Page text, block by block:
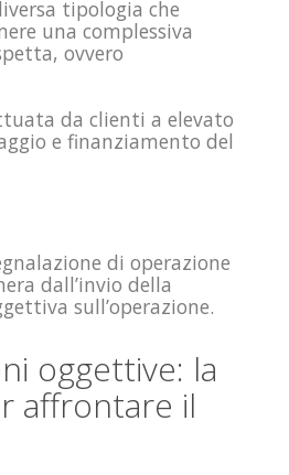
tipologia che
una complessiva
ovvero
da clienti a elevato
e finanziamento del
di operazione
dall’invio della
sull’operazione.
oggettive: la
affrontare il